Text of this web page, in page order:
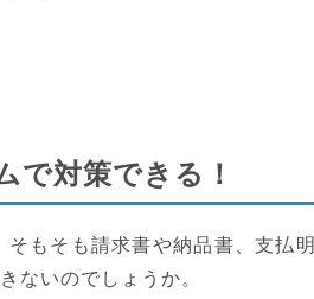
で対策できる！
もそも請求書や納品書、支払明
ないのでしょうか。